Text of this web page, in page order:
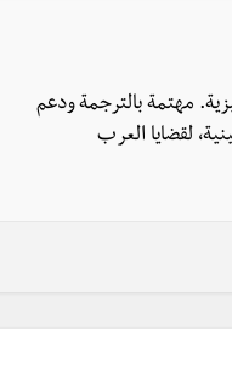
مهتمة بالترجمة ودعم
لقضايا العرب